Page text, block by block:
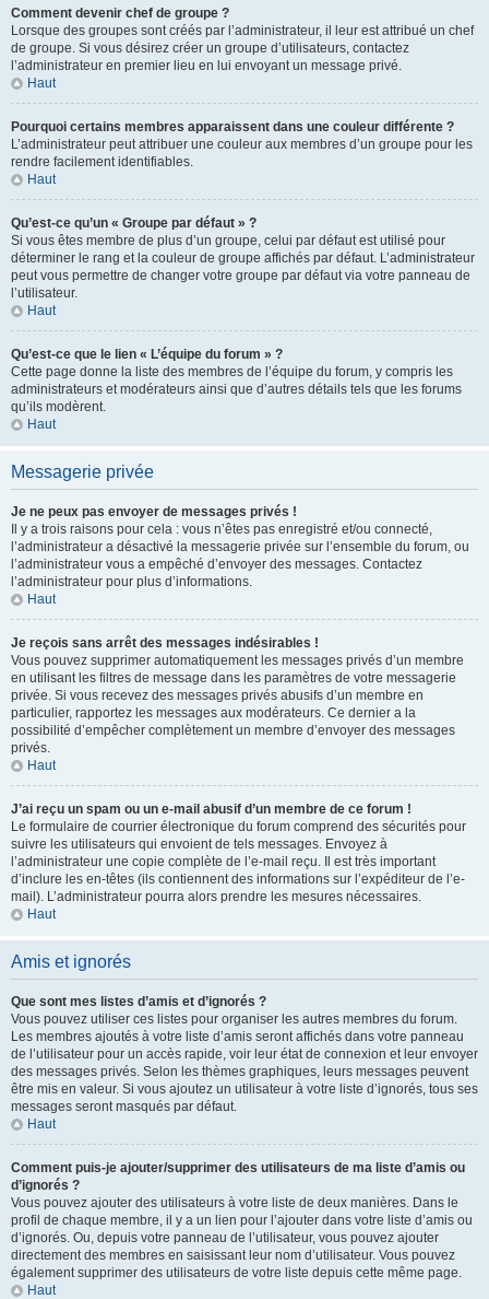
Comment devenir chef de groupe ?
Lorsque des groupes sont créés par l’administrateur, il leur est attribué un chef
de groupe. Si vous désirez créer un groupe d’utilisateurs, contactez
l’administrateur en premier lieu en lui envoyant un message privé.
Haut
Pourquoi certains membres apparaissent dans une couleur différente ?
L’administrateur peut attribuer une couleur aux membres d’un groupe pour les
rendre facilement identifiables.
Haut
Qu’est-ce qu’un « Groupe par défaut » ?
Si vous êtes membre de plus d’un groupe, celui par défaut est utilisé pour
déterminer le rang et la couleur de groupe affichés par défaut. L’administrateur
peut vous permettre de changer votre groupe par défaut via votre panneau de
l’utilisateur.
Haut
Qu’est-ce que le lien « L’équipe du forum » ?
Cette page donne la liste des membres de l’équipe du forum, y compris les
administrateurs et modérateurs ainsi que d’autres détails tels que les forums
qu’ils modèrent.
Haut
Messagerie privée
Je ne peux pas envoyer de messages privés !
Il y a trois raisons pour cela : vous n’êtes pas enregistré et/ou connecté,
l’administrateur a désactivé la messagerie privée sur l’ensemble du forum, ou
l’administrateur vous a empêché d’envoyer des messages. Contactez
l’administrateur pour plus d’informations.
Haut
Je reçois sans arrêt des messages indésirables !
Vous pouvez supprimer automatiquement les messages privés d’un membre
en utilisant les filtres de message dans les paramètres de votre messagerie
privée. Si vous recevez des messages privés abusifs d’un membre en
particulier, rapportez les messages aux modérateurs. Ce dernier a la
possibilité d’empêcher complètement un membre d’envoyer des messages
privés.
Haut
J’ai reçu un spam ou un e-mail abusif d’un membre de ce forum !
Le formulaire de courrier électronique du forum comprend des sécurités pour
suivre les utilisateurs qui envoient de tels messages. Envoyez à
l’administrateur une copie complète de l’e-mail reçu. Il est très important
d’inclure les en-têtes (ils contiennent des informations sur l’expéditeur de l’e-
mail). L’administrateur pourra alors prendre les mesures nécessaires.
Haut
Amis et ignorés
Que sont mes listes d’amis et d’ignorés ?
Vous pouvez utiliser ces listes pour organiser les autres membres du forum.
Les membres ajoutés à votre liste d’amis seront affichés dans votre panneau
de l’utilisateur pour un accès rapide, voir leur état de connexion et leur envoyer
des messages privés. Selon les thèmes graphiques, leurs messages peuvent
être mis en valeur. Si vous ajoutez un utilisateur à votre liste d’ignorés, tous ses
messages seront masqués par défaut.
Haut
Comment puis-je ajouter/supprimer des utilisateurs de ma liste d’amis ou
d’ignorés ?
Vous pouvez ajouter des utilisateurs à votre liste de deux manières. Dans le
profil de chaque membre, il y a un lien pour l’ajouter dans votre liste d’amis ou
d’ignorés. Ou, depuis votre panneau de l’utilisateur, vous pouvez ajouter
directement des membres en saisissant leur nom d’utilisateur. Vous pouvez
également supprimer des utilisateurs de votre liste depuis cette même page.
Haut